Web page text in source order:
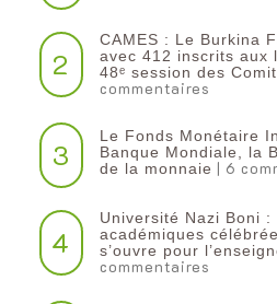
2
CAMES : Le Burkina
avec 412 inscrits aux
48ᵉ session des
commentaires
3
Le Fonds Monétaire
Banque Mondiale, la
de la monnaie | 6
4
Université Nazi Boni
académiques
s’ouvre pour
commentaires